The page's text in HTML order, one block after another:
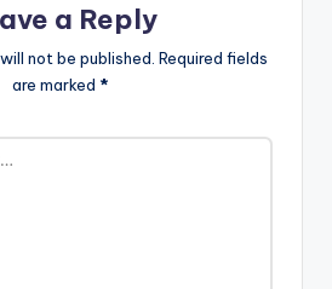
a Reply
not be published. Required fields
are marked *